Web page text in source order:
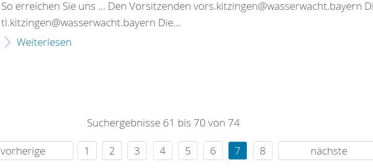
So erreichen Sie uns ... Den Vorsitzenden vors.kitzingen@wasserwacht.bayern
tl.kitzingen@wasserwacht.bayern Die...
Weiterlesen
Suchergebnisse 61 bis 70 von 74
vorherige
1 2 3 4 5 6 7 8 nächste